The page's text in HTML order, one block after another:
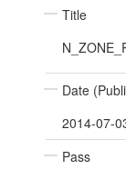
Title
Date
2014-07-
Pass